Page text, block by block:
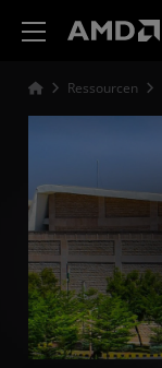
Ressourcen